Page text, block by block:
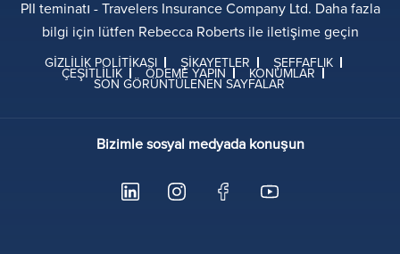
PII teminatı - Travelers Insurance Company Ltd. Daha fazla
bilgi için lütfen Rebecca Roberts ile iletişime geçin
GIZLILIK POLITIKASI ŞIKAYETLER ŞEFFAFLIK
ÇEŞITLILIK ÖDEME YAPIN KONUMLAR
SON GÖRÜNTÜLENEN SAYFALAR
Bizimle sosyal medyada konuşun